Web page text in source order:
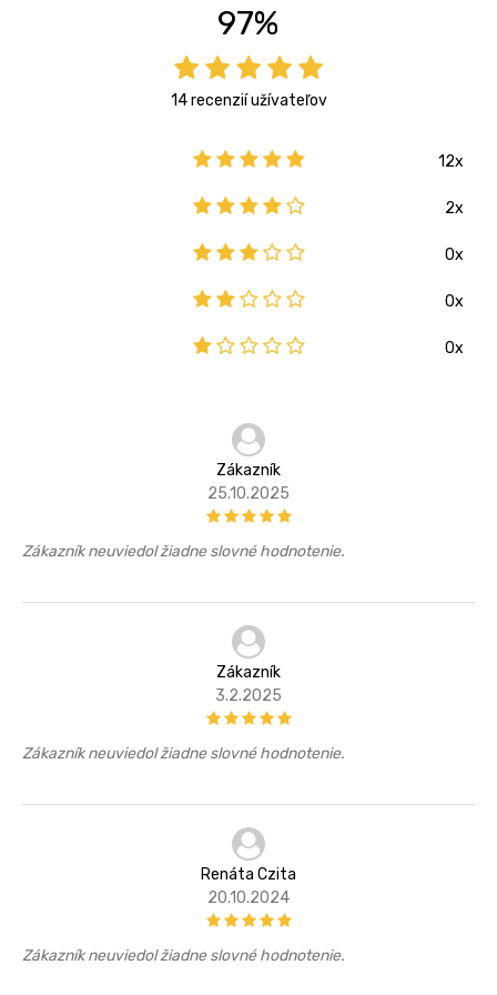
97%
14 recenzií užívateľov
12x
2x
0x
0x
0x
Zákazník
25.10.2025
Zákazník neuviedol žiadne slovné hodnotenie.
Zákazník
3.2.2025
Zákazník neuviedol žiadne slovné hodnotenie.
Renáta Czita
20.10.2024
Zákazník neuviedol žiadne slovné hodnotenie.